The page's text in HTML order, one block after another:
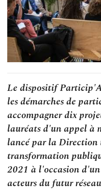
Le dispositif
les démarches de
accompagner dix
lauréats d'un appel à
lancé par la
transformation
2021 à l'occasion
acteurs du futur